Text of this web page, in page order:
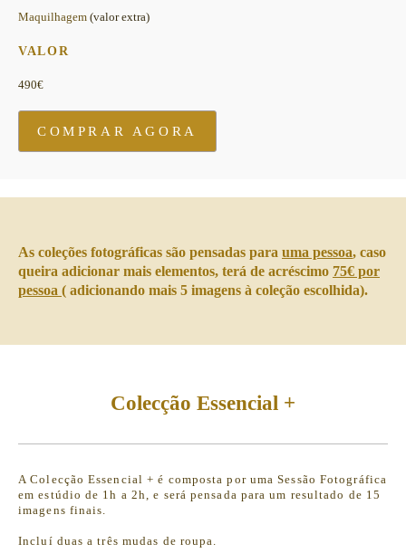
Maquilhagem (valor extra)
VALOR
490€
COMPRAR AGORA
As coleções fotográficas são pensadas para uma pessoa, caso
queira adicionar mais elementos, terá de acréscimo 75€ por
pessoa ( adicionando mais 5 imagens à coleção escolhida).
Colecção Essencial +
A Colecção Essencial + é composta por uma Sessão Fotográfica
em estúdio de 1h a 2h, e será pensada para um resultado de 15
imagens finais.
Incluí duas a três mudas de roupa.